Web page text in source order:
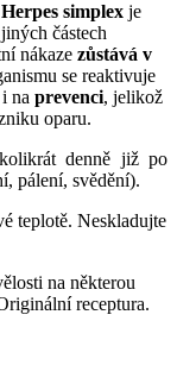
Herpes simplex je
částech
nákaze zůstává v
se reaktivuje
na prevenci, jelikož
oparu.
denně již po
pálení, svědění).
teplotě. Neskladujte
na některou
receptura.